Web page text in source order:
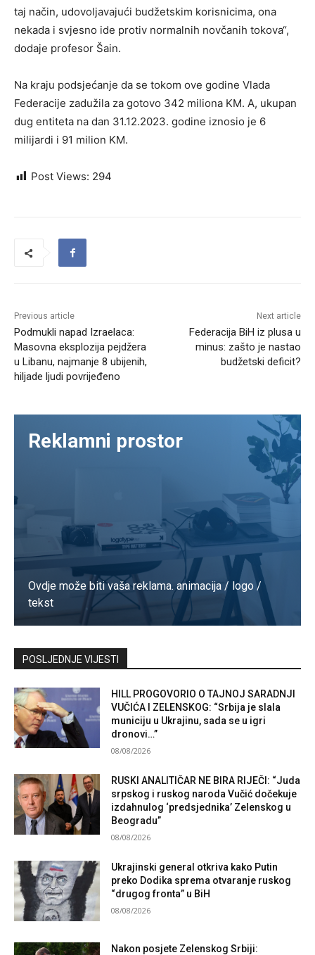
taj način, udovoljavajući budžetskim korisnicima, ona
nekada i svjesno ide protiv normalnih novčanih tokova“,
dodaje profesor Šain.
Na kraju podsjećanje da se tokom ove godine Vlada
Federacije zadužila za gotovo 342 miliona KM. A, ukupan
dug entiteta na dan 31.12.2023. godine iznosio je 6
milijardi i 91 milion KM.
Post Views: 294
Previous article
Podmukli napad Izraelaca:
Masovna eksplozija pejdžera
u Libanu, najmanje 8 ubijenih,
hiljade ljudi povrijeđeno
Next article
Federacija BiH iz plusa u
minus: zašto je nastao
budžetski deficit?
Reklamni prostor
Ovdje može biti vaša reklama. animacija / logo /
tekst
Kontaktirajte nas
POSLJEDNJE VIJESTI
HILL PROGOVORIO O TAJNOJ SARADNJI
VUČIĆA I ZELENSKOG: “Srbija je slala
municiju u Ukrajinu, sada se u igri
dronovi…”
08/08/2026
RUSKI ANALITIČAR NE BIRA RIJEČI: “Juda
srpskog i ruskog naroda Vučić dočekuje
izdahnulog ‘predsjednika’ Zelenskog u
Beogradu”
08/08/2026
Ukrajinski general otkriva kako Putin
preko Dodika sprema otvaranje ruskog
“drugog fronta” u BiH
08/08/2026
Nakon posjete Zelenskog Srbiji: